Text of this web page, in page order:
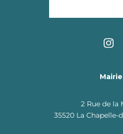
Mairie
2 Rue de la
35520 La Chapelle-